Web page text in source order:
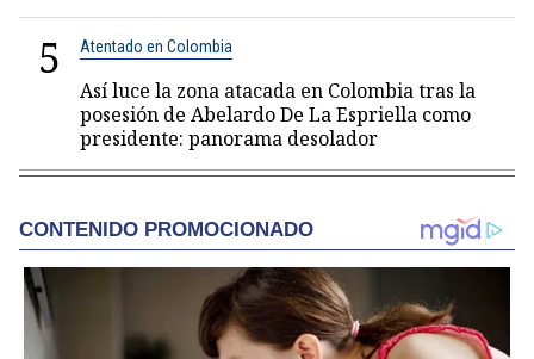
5 Atentado en Colombia
Así luce la zona atacada en Colombia tras la
posesión de Abelardo De La Espriella como
presidente: panorama desolador